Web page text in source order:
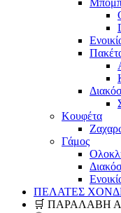
Κουφέτα
Γάμος
ΠΕΛΑΤΕΣ
🛒 ΠΑΡΑΛΑΒΗ